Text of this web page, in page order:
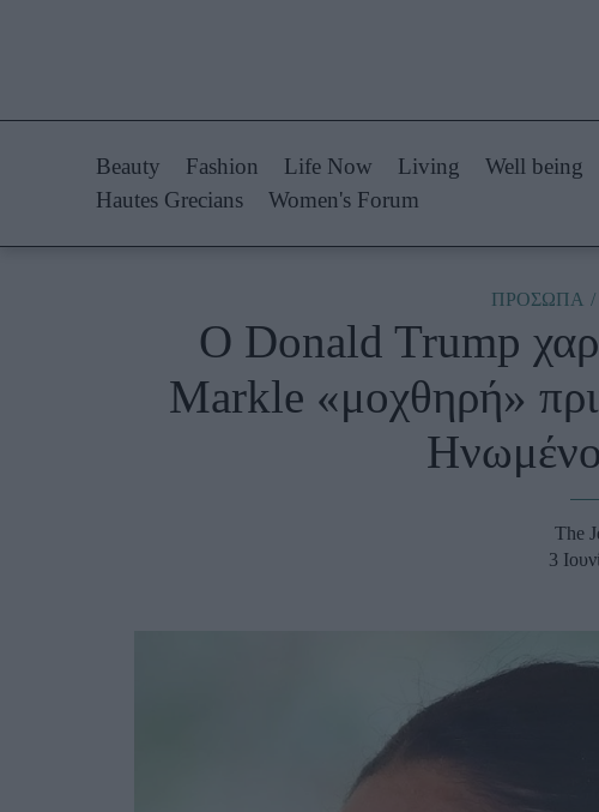
Styling Tips
Fashion News
Woman Power Πρόσωπα
Celebrities
Συνεντεύξεις
ΒΟΞ
Beauty Fashion Life Now Living Well being
Hautes Grecians
Women's Forum
ΠΡΟΣΩΠΑ
O Donald Trump
Markle «μοχθηρή»
The
3